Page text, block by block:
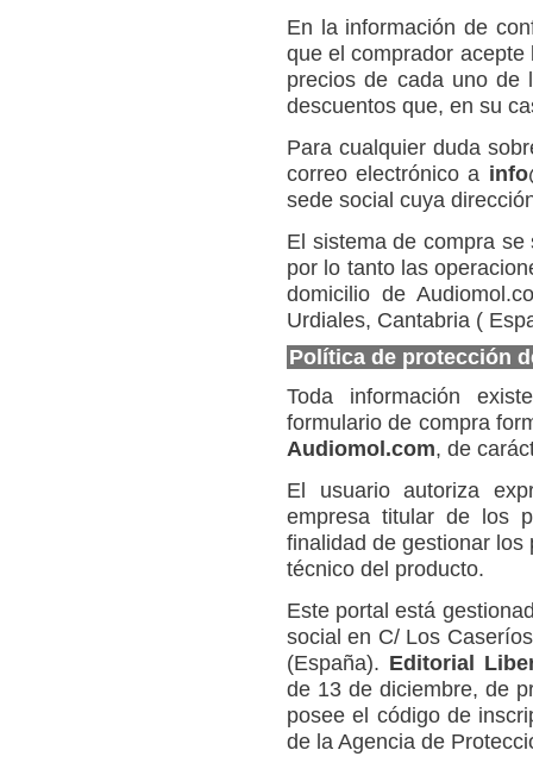
En la información de
que el comprador
precios de cada uno de
descuentos que, en su
Para cualquier duda
correo electrónico a
sede social cuya
El sistema de compra
por lo tanto las
domicilio de
Urdiales, Cantabria (
Política de protección
Toda información
formulario de compra
Audiomol.com, de
El usuario autoriza
empresa titular de los
finalidad de gestionar
técnico del producto.
Este portal está
social en C/ Los
(España). Editorial
de 13 de diciembre, de
posee el código de
de la Agencia de